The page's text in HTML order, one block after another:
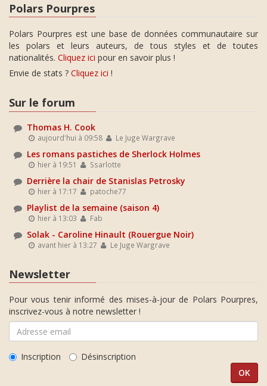
Polars Pourpres
Polars Pourpres est une base de données communautaire sur
les polars et leurs auteurs, de tous styles et de toutes
nationalités. Cliquez ici pour en savoir plus !
Envie de stats ? Cliquez ici !
Sur le forum
Thomas H. Cook
aujourd'hui à 09:58 Le Juge Wargrave
Les romans pastiches de Sherlock Holmes
hier à 19:51 Ssarlotte
Derrière la chair de Stanislas Petrosky
hier à 17:17 patoche77
Playlist de la semaine (saison 4)
hier à 13:03 Fab
Solak - Caroline Hinault (Rouergue Noir)
avant hier à 13:27 Le Juge Wargrave
Newsletter
Pour vous tenir informé des mises-à-jour de Polars Pourpres,
inscrivez-vous à notre newsletter !
Inscription Désinscription